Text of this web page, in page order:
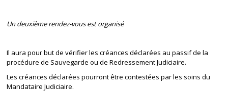
Un deuxième rendez-vous est organisé
Il aura pour but de vérifier les créances déclarées au passif de la
procédure de Sauvegarde ou de Redressement Judiciaire.
Les créances déclarées pourront être contestées par les soins du
Mandataire Judiciaire.